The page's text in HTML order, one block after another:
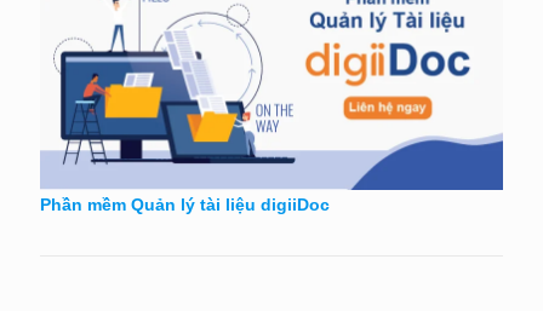
Phần mềm Quản lý tài liệu digiiDoc